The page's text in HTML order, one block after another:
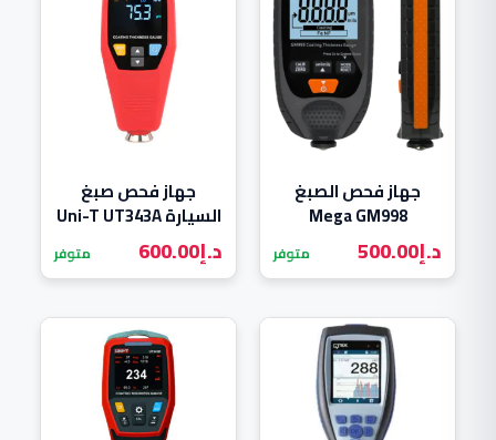
جهاز فحص الصبغ
Mega GM998
د.إ500.00 متوفر
جهاز فحص صبغ
السيارة Uni-T UT343A
د.إ600.00 متوفر